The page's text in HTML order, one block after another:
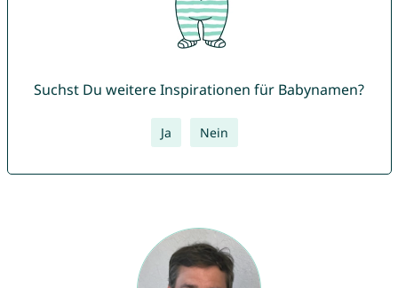
Suchst Du weitere Inspirationen für Babynamen?
Ja Nein